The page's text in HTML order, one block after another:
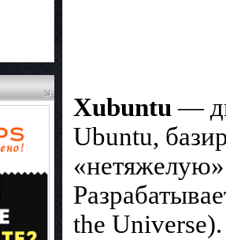
Xubuntu—
Ubuntu,
the Universe).